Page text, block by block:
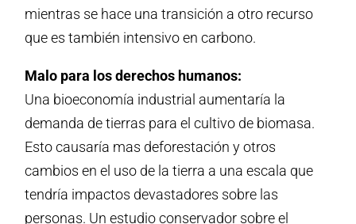
mientras se hace una transición a otro recurso
que es también intensivo en carbono.
Malo para los derechos humanos:
Una bioeconomía industrial aumentaría la
demanda de tierras para el cultivo de biomasa.
Esto causaría mas deforestación y otros
cambios en el uso de la tierra a una escala que
tendría impactos devastadores sobre las
personas. Un estudio conservador sobre el